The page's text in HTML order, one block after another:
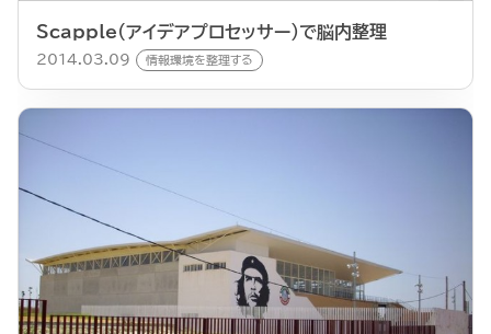
Scapple(アイデアプロセッサー）で脳内整理
2014.03.09 情報環境を整理する